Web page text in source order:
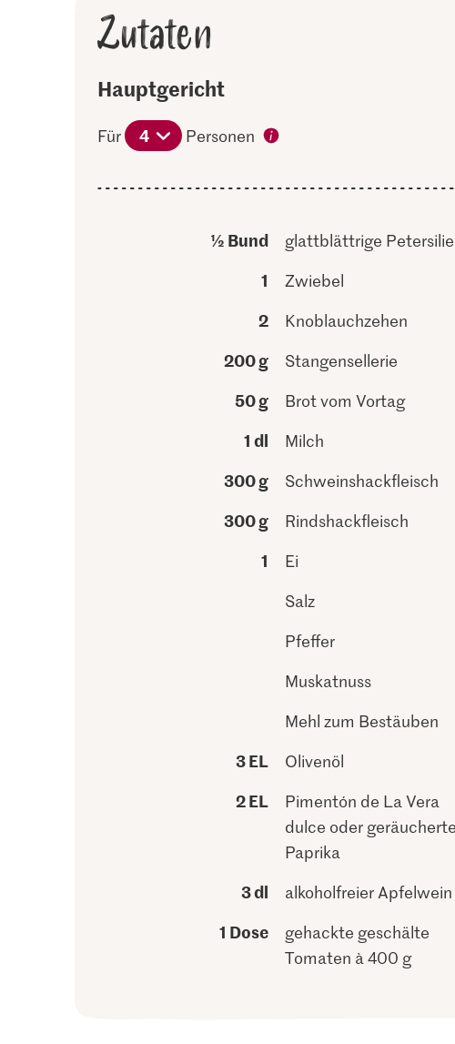
Zutaten
Hauptgericht
Für 4 Personen
½ Bund glattblättrige Petersilie
1 Zwiebel
2 Knoblauchzehen
200 g Stangensellerie
50 g Brot vom Vortag
1 dl Milch
300 g Schweinshackfleisch
300 g Rindshackfleisch
1
Ei
Salz
Pfeffer
Muskatnuss
Mehl zum Bestäuben
3 EL Olivenöl
2 EL
Pimentón de La Vera
dulce oder
Paprika
3 dl alkoholfreier Apfelwein
1 Dose
gehackte geschälte
Tomaten à 400 g